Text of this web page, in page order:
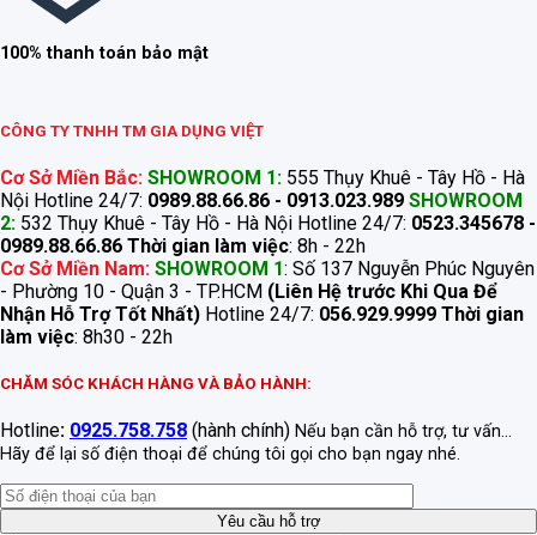
100% thanh toán bảo mật
CÔNG TY TNHH TM GIA DỤNG VIỆT
Cơ Sở Miền Bắc: SHOWROOM 1: 555 Thụy Khuê - Tây Hồ - Hà
Nội Hotline 24/7: 0989.88.66.86 - 0913.023.989 SHOWROOM
2: 532 Thụy Khuê - Tây Hồ - Hà Nội Hotline 24/7: 0523.345678 -
0989.88.66.86 Thời gian làm việc: 8h - 22h
Cơ Sở Miền Nam: SHOWROOM 1: Số 137 Nguyễn Phúc Nguyên
- Phường 10 - Quận 3 - TP.HCM (Liên Hệ trước Khi Qua Để
Nhận Hỗ Trợ Tốt Nhất) Hotline 24/7: 056.929.9999 Thời gian
làm việc: 8h30 - 22h
CHĂM SÓC KHÁCH HÀNG VÀ BẢO HÀNH:
Hotline: 0925.758.758 (hành chính) Nếu bạn cần hỗ trợ, tư vấn...
Hãy để lại số điện thoại để chúng tôi gọi cho bạn ngay nhé.